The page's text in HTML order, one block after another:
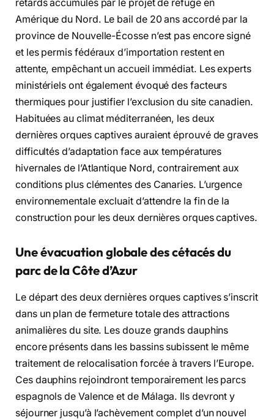
retards accumulés par le projet de refuge en
Amérique du Nord. Le bail de 20 ans accordé par la
province de Nouvelle-Écosse n’est pas encore signé
et les permis fédéraux d’importation restent en
attente, empêchant un accueil immédiat. Les experts
ministériels ont également évoqué des facteurs
thermiques pour justifier l’exclusion du site canadien.
Habituées au climat méditerranéen, les deux
dernières orques captives auraient éprouvé de graves
difficultés d’adaptation face aux températures
hivernales de l’Atlantique Nord, contrairement aux
conditions plus clémentes des Canaries. L’urgence
environnementale excluait d’attendre la fin de la
construction pour les deux dernières orques captives.
Une évacuation globale des cétacés du
parc de la Côte d’Azur
Le départ des deux dernières orques captives s’inscrit
dans un plan de fermeture totale des attractions
animalières du site. Les douze grands dauphins
encore présents dans les bassins subissent le même
traitement de relocalisation forcée à travers l’Europe.
Ces dauphins rejoindront temporairement les parcs
espagnols de Valence et de Málaga. Ils devront y
séjourner jusqu’à l’achèvement complet d’un nouvel